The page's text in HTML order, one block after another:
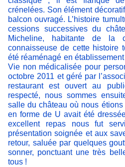
crénelées. Son élément
balcon ouvragé. L’histoire
cessions successives du
Micheline, habitante de la
connaisseuse de cette histoire
été réaménagé en
Vie non médicalisée pour
octobre 2011 et géré par
restaurant est ouvert au
respecté, nous sommes
salle du château où nous
en forme de U avait été
excellent repas nous fut
présentation soignée et aux
retour, saluée par quelques
sonner, ponctuant une très
tous !